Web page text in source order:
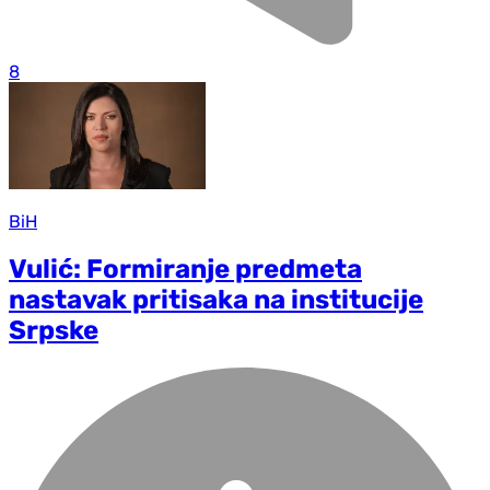
8
BiH
Vulić: Formiranje predmeta
nastavak pritisaka na institucije
Srpske